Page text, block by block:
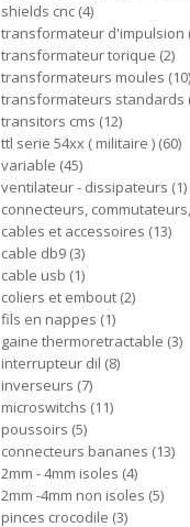
shields cnc 4
transformateur d'impulsion
transformateur torique 2
transformateurs moules 10
transformateurs standards
transitors cms 12
ttl serie 54xx ( militaire ) 60
variable 45
ventilateur - dissipateurs 1
connecteurs,
cables et accessoires 13
cable db9 3
cable usb 1
coliers et embout 2
fils en nappes 1
gaine thermoretractable 3
interrupteur dil 8
inverseurs 7
microswitchs 11
poussoirs 5
connecteurs bananes 13
2mm - 4mm isoles 4
2mm -4mm non isoles 5
pinces crocodile 3